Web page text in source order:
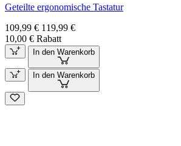
Geteilte ergonomische Tastatur
109,99 € 119,99 €
10,00 € Rabatt
In den Warenkorb
In den Warenkorb